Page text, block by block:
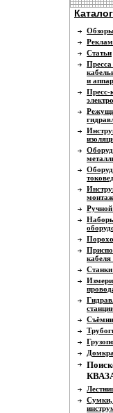
Каталог
Статьи
Пресса
и
Пресс-
Ручной
Сумки,